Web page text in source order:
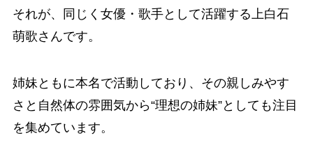
それが、同じく女優・歌手として活躍する上白石
萌歌さんです。
姉妹ともに本名で活動しており、その親しみやす
さと自然体の雰囲気から“理想の姉妹”としても注目
を集めています。